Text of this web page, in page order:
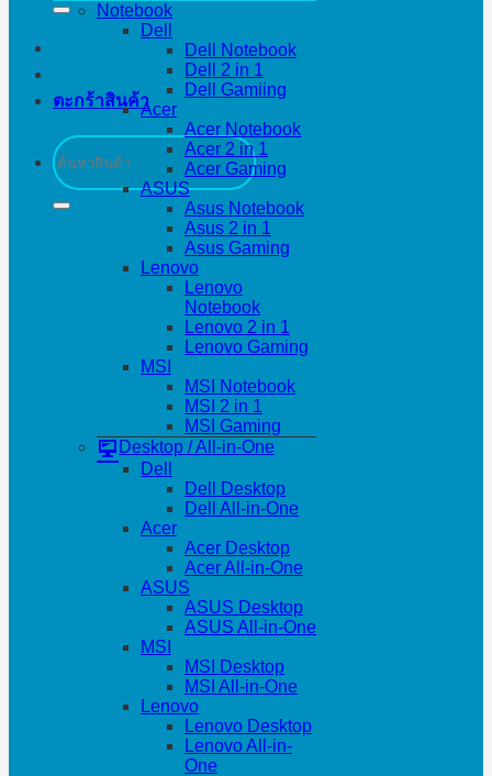
ตะกร้าสินค้า
ค้นหา:
Notebook
Dell
Dell Notebook
Dell 2 in 1
Dell Gamiing
Acer
Acer Notebook
Acer 2 in 1
Acer Gaming
ASUS
Asus Notebook
Asus 2 in 1
Asus Gaming
Lenovo
Lenovo
Notebook
Lenovo 2 in 1
Lenovo Gaming
MSI
MSI Notebook
MSI 2 in 1
MSI Gaming
Desktop / All-in-One
Dell
Dell Desktop
Dell All-in-One
Acer
Acer Desktop
Acer All-in-One
ASUS
ASUS Desktop
ASUS All-in-One
MSI
MSI Desktop
MSI All-in-One
Lenovo
Lenovo Desktop
Lenovo All-in-
One